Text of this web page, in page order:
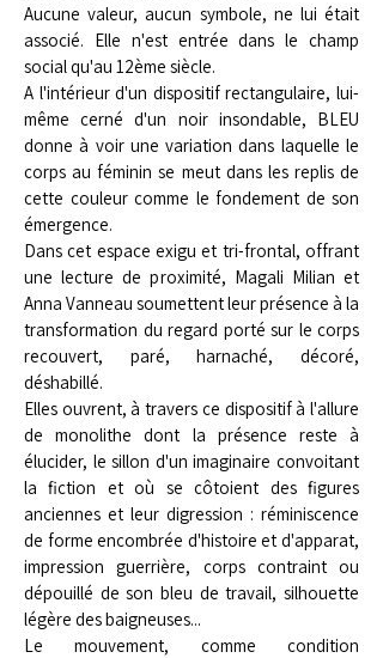
Aucune valeur, aucun symbole, ne lui était
associé. Elle n'est entrée dans le champ
social qu'au 12ème siècle.
A l'intérieur d'un dispositif rectangulaire, lui-
même cerné d'un noir insondable, BLEU
donne à voir une variation dans laquelle le
corps au féminin se meut dans les replis de
cette couleur comme le fondement de son
émergence.
Dans cet espace exigu et tri-frontal, offrant
une lecture de proximité, Magali Milian et
Anna Vanneau soumettent leur présence à la
transformation du regard porté sur le corps
recouvert, paré, harnaché, décoré,
déshabillé.
Elles ouvrent, à travers ce dispositif à l'allure
de monolithe dont la présence reste à
élucider, le sillon d'un imaginaire convoitant
la fiction et où se côtoient des figures
anciennes et leur digression : réminiscence
de forme encombrée d'histoire et d'apparat,
impression guerrière, corps contraint ou
dépouillé de son bleu de travail, silhouette
légère des baigneuses...
Le mouvement, comme condition